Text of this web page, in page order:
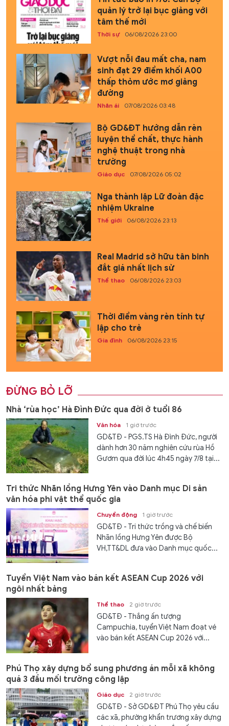
quản lý trở lại bục giảng với
tâm thế mới
Thời sự 06/08/2026 23:00
Vượt nỗi đau mất cha, nam
sinh đạt 29 điểm khối A00
thấp thỏm ước mơ giảng
đường
Nhân ái 07/08/2026 03:48
Bộ GD&ĐT hướng dẫn rèn
luyện thể chất, thực hành
nghệ thuật trong nhà
trường
Giáo dục 07/08/2026 05:02
Nga thành lập Lữ đoàn đặc
nhiệm Ukraine
Thế giới 06/08/2026 23:13
Real Madrid sở hữu tân binh
đắt giá nhất lịch sử
Thể thao 06/08/2026 23:03
Thời điểm vàng rèn tính tự
lập cho trẻ
Gia đình 06/08/2026 23:15
ĐỪNG BỎ LỠ
Nhà ‘rùa học’ Hà Đình Đức qua đời ở tuổi 86
Văn hóa 1 giờ trước
GD&TĐ - PGS.TS Hà Đình Đức, người
dành hơn 30 năm nghiên cứu rùa Hồ
Gươm qua đời lúc 4h45 ngày 7/8 tại...
Tri thức Nhãn lồng Hưng Yên vào Danh mục Di sản
văn hóa phi vật thể quốc gia
Chuyển động 1 giờ trước
GD&TĐ - Tri thức trồng và chế biến
Nhãn lồng Hưng Yên được Bộ
VH,TT&DL đưa vào Danh mục quốc...
Tuyển Việt Nam vào bán kết ASEAN Cup 2026 với
ngôi nhất bảng
Thể thao 2 giờ trước
GD&TĐ - Thắng ấn tượng
Campuchia, tuyển Việt Nam đoạt vé
vào bán kết ASEAN Cup 2026 với...
Phú Thọ xây dựng bổ sung phương án mỗi xã không
quá 3 đầu mối trường công lập
Giáo dục 2 giờ trước
GD&TĐ - Sở GD&ĐT Phú Thọ yêu cầu
các xã, phường khẩn trương xây dựng